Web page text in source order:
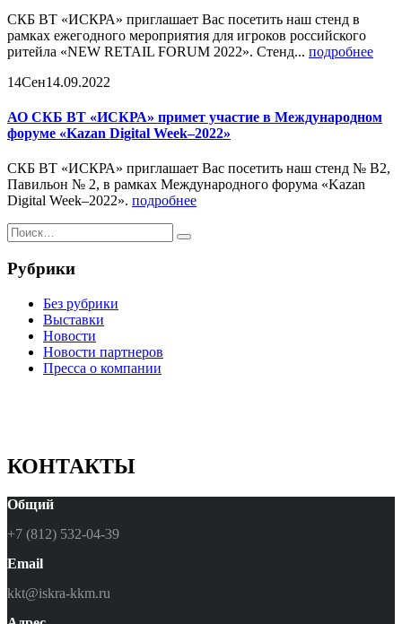
СКБ ВТ «ИСКРА» приглашает Вас посетить наш стенд в
рамках ежегодного мероприятия для игроков российского
ритейла «NEW RETAIL FORUM 2022». Стенд... подробнее
14Сен14.09.2022
АО СКБ ВТ «ИСКРА» примет участие в Международном
форуме «Kazan Digital Week–2022»
СКБ ВТ «ИСКРА» приглашает Вас посетить наш стенд № В2,
Павильон № 2, в рамках Международного форума «Kazan
Digital Week–2022». подробнее
Рубрики
Без рубрики
Выставки
Новости
Новости партнеров
Пресса о компании
КОНТАКТЫ
Общий
+7 (812) 532-04-39
Email
kkt@iskra-kkm.ru